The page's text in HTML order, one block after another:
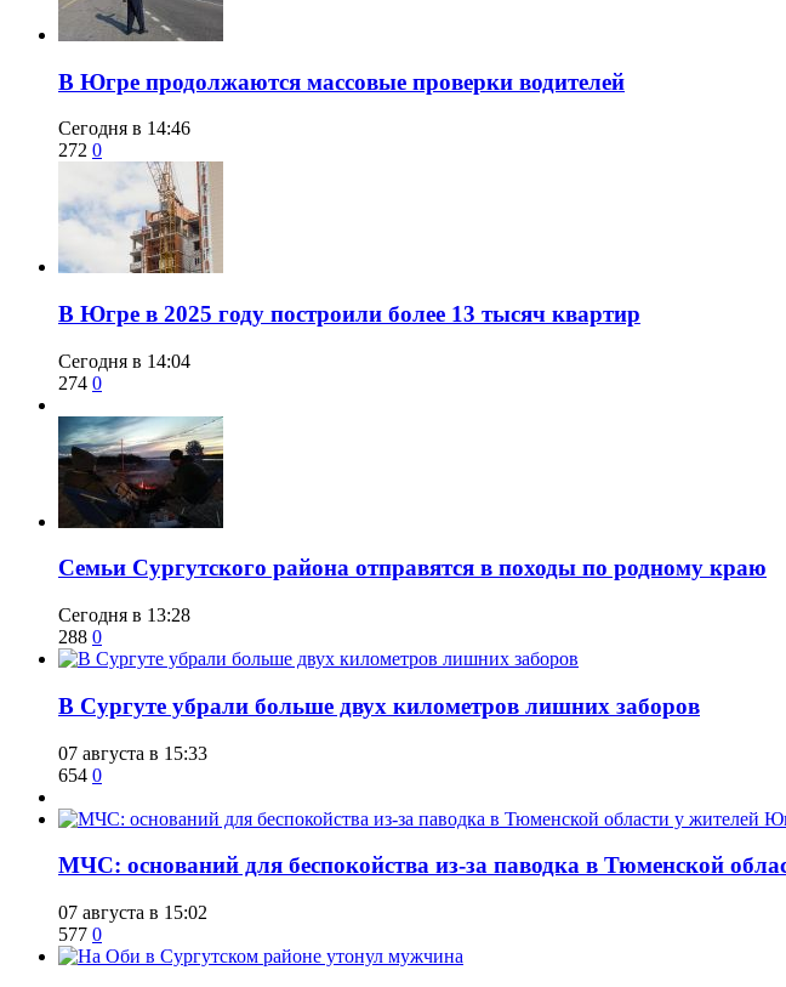
​В Югре продолжаются массовые проверки водителей
Сегодня в 14:46
272 0
​В Югре в 2025 году построили более 13 тысяч квартир
Сегодня в 14:04
274 0
​Семьи Сургутского района отправятся в походы по родному краю
Сегодня в 13:28
288 0
​В Сургуте убрали больше двух километров лишних заборов
07 августа в 15:33
654 0
​МЧС: оснований для беспокойства из-за паводка в Тюменской
07 августа в 15:02
577 0